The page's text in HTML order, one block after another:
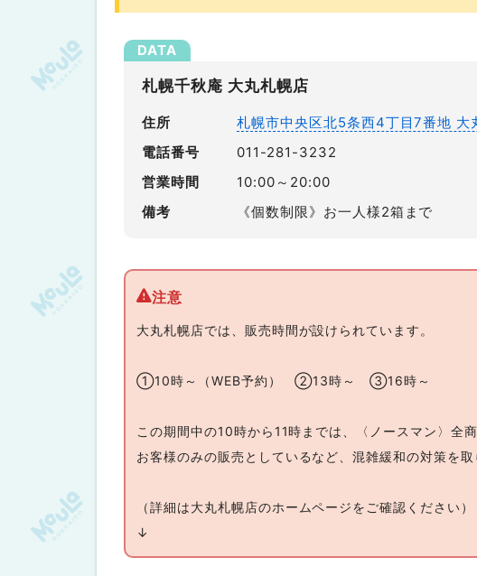
札幌千秋庵 大丸札幌店
住所
札幌市中央区北5条西4丁目7番地 大
電話番号
011-281-3232
営業時間
10:00～20:00
備考
《個数制限》お一人様2箱まで
大丸札幌店では、販売時間が設けられています。
①10時～（WEB予約） ②13時～ ③16時～
この期間中の10時から11時までは、〈ノースマン〉全
お客様のみの販売としているなど、混雑緩和の対策を取
（詳細は大丸札幌店のホームページをご確認ください）
↓